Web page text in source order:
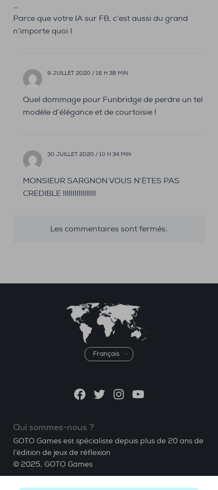
…
Parce que votre IA sur FB, c’est aussi du grand
n’importe quoi !
9 JUILLET 2020 / 16 H 38 MIN
Quel dommage pour Funbridge de perdre un tel
modèle d’élégance et de courtoisie !
30 JUILLET 2020 / 10 H 34 MIN
MONSIEUR SARGNON VOUS N’ËTES PAS
CREDIBLE !!!!!!!!!!!!!!!!!
Les commentaires sont fermés.
Choisir
une
FacebookTwitterInstagramYouTube
Qui sommes-nous ?
GOTO Games est spécialiste depuis plus de 20 ans de
l’édition de jeux de réflexion
© 2025, GOTO Games